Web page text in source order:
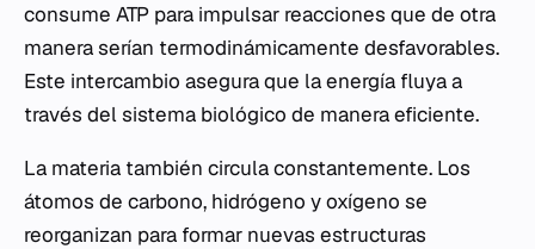
consume ATP para impulsar reacciones que de otra
manera serían termodinámicamente desfavorables.
Este intercambio asegura que la energía fluya a
través del sistema biológico de manera eficiente.
La materia también circula constantemente. Los
átomos de carbono, hidrógeno y oxígeno se
reorganizan para formar nuevas estructuras